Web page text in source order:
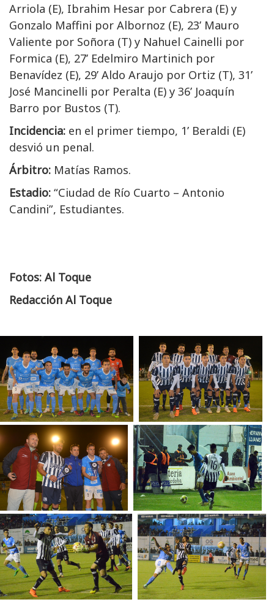
Arriola (E), Ibrahim Hesar por Cabrera (E) y
Gonzalo Maffini por Albornoz (E), 23’ Mauro
Valiente por Soñora (T) y Nahuel Cainelli por
Formica (E), 27’ Edelmiro Martinich por
Benavídez (E), 29’ Aldo Araujo por Ortiz (T), 31’
José Mancinelli por Peralta (E) y 36’ Joaquín
Barro por Bustos (T).
Incidencia: en el primer tiempo, 1’ Beraldi (E)
desvió un penal.
Árbitro: Matías Ramos.
Estadio: “Ciudad de Río Cuarto – Antonio
Candini”, Estudiantes.
Fotos: Al Toque
Redacción Al Toque